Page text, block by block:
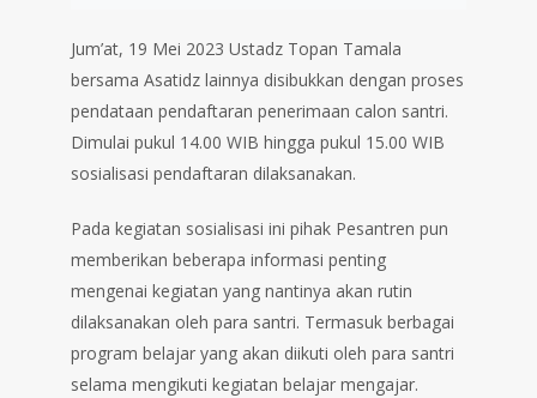
Jum’at, 19 Mei 2023 Ustadz Topan Tamala
bersama Asatidz lainnya disibukkan dengan proses
pendataan pendaftaran penerimaan calon santri.
Dimulai pukul 14.00 WIB hingga pukul 15.00 WIB
sosialisasi pendaftaran dilaksanakan.
Pada kegiatan sosialisasi ini pihak Pesantren pun
memberikan beberapa informasi penting
mengenai kegiatan yang nantinya akan rutin
dilaksanakan oleh para santri. Termasuk berbagai
program belajar yang akan diikuti oleh para santri
selama mengikuti kegiatan belajar mengajar.